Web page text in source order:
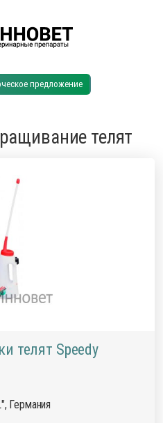
предложение
телят
телят Speedy
Германия